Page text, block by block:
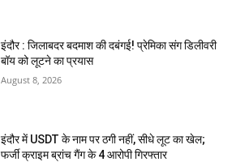
इंदौर : जिलाबदर बदमाश की दबंगई! प्रेमिका संग डिलीवरी
बॉय को लूटने का प्रयास
August 8, 2026
इंदौर में USDT के नाम पर ठगी नहीं, सीधे लूट का खेल;
फर्जी क्राइम ब्रांच गैंग के 4 आरोपी गिरफ्तार